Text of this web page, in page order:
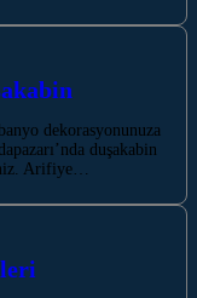
dekorasyonunuza
duşakabin
Arifiye…